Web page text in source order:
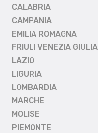
CALABRIA
CAMPANIA
EMILIA ROMAGNA
FRIULI VENEZIA GIULIA
LAZIO
LIGURIA
LOMBARDIA
MARCHE
MOLISE
PIEMONTE